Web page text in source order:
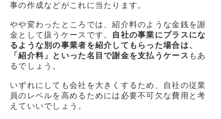
事の作成などがこれに当たります。
やや変わったところでは、紹介料のような金銭を謝
金として扱うケースです。 自社の事業にプラスにな
るような別の事業者を紹介してもらった場合は、
「紹介料」といった名目で謝金を支払うケース もあ
るでしょう。
いずれにしても会社を大きくするため、自社の従業
員のレベルを高めるためには必要不可欠な費用と考
えていいでしょう。